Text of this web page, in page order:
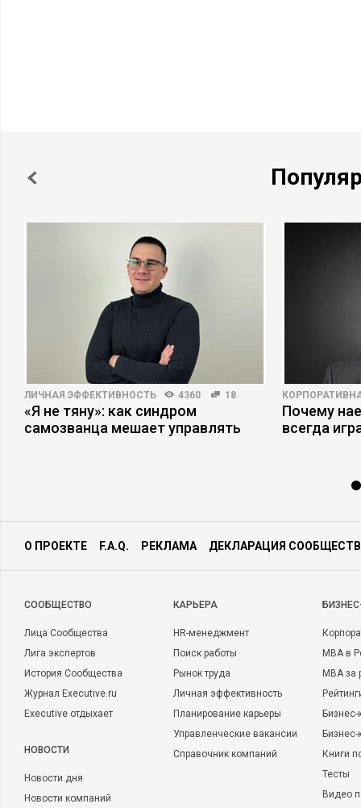
ЛИЧНАЯ ЭФФЕКТИВНОСТЬ 4360 18
«Я не тяну»: как синдром
самозванца мешает управлять
Почему
всегда
О ПРОЕКТЕ F.A.Q. РЕКЛАМА ДЕКЛАРАЦИЯ
CООБЩЕСТВО
Лица Сообщества
Лига экспертов
История Сообщества
Журнал Executive.ru
Executive отдыхает
НОВОСТИ
Новости дня
Новости компаний
КАРЬЕРА
HR-менеджмент
Поиск работы
Рынок труда
Личная эффективность
Планирование карьеры
Управленческие вакансии
Справочник компаний
MBA в
MBA
Бизнес-
Книги
Тесты
Видео